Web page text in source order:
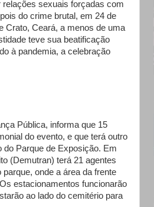
sexuais forçadas com
do crime brutal, em 24 de
Crato, Ceará, a menos de uma
teve sua beatificação
à pandemia, a celebração
Pública, informa que 15
do evento, e que terá outro
do Parque de Exposição. Em
(Demutran) terá 21 agentes
onde a área da frente
estacionamentos funcionarão
ao lado do cemitério para